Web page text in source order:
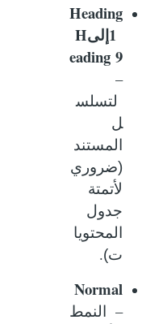
Heading
إلىH
eading 9
لتسلس
المستند
(ضروري
لأتمتة
جدول
المحتويا
ت).
Normal
النمط